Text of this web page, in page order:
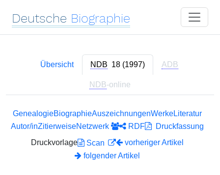
Deutsche Biographie
Übersicht NDB 18 (1997) ADB
NDB-online
GenealogieBiographieAuszeichnungenWerkeLiteratur
Autor/inZitierweiseNetzwerk RDF
Druckfassung
Druckvorlage
Scan
vorheriger Artikel
folgender Artikel